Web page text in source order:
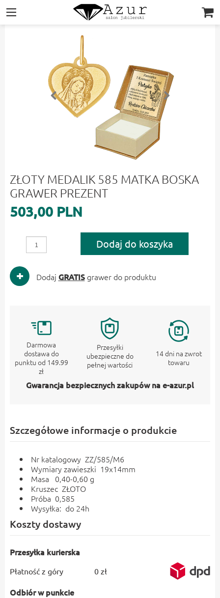
|||
ZŁOTY MEDALIK 585 MATKA BOSKA
GRAWER PREZENT
503,00 PLN
Dodaj do koszyka
Dodaj GRATISgrawer do produktu
Darmowa
dostawa do
punktu od 149.99
zł
Przesyłki
ubezpieczne do
pełnej wartości
14 dni na zwrot
towaru
Gwarancja bezpiecznych zakupów na e-azur.pl
Szczegółowe informacje o produkcie
Nr katalogowy ZZ/585/M6
Wymiary zawieszki 19x14mm
Masa 0,40-0,60 g
Kruszec ZŁOTO
Próba 0,585
Wysyłka: do 24h
Koszty dostawy
Przesyłka kurierska
Płatność z góry 0 zł
Odbiór w punkcie